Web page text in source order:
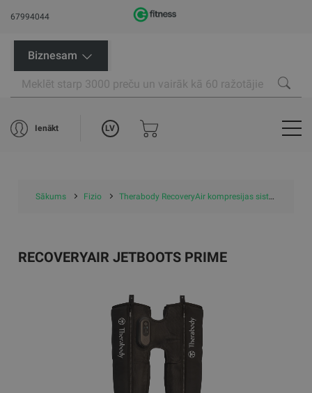
67994044
Biznesam
Ienākt LV
Sākums Fizio Therabody RecoveryAir kompresijas sistēmas
RECOVERYAIR JETBOOTS PRIME